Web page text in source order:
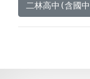
二林高中(含國